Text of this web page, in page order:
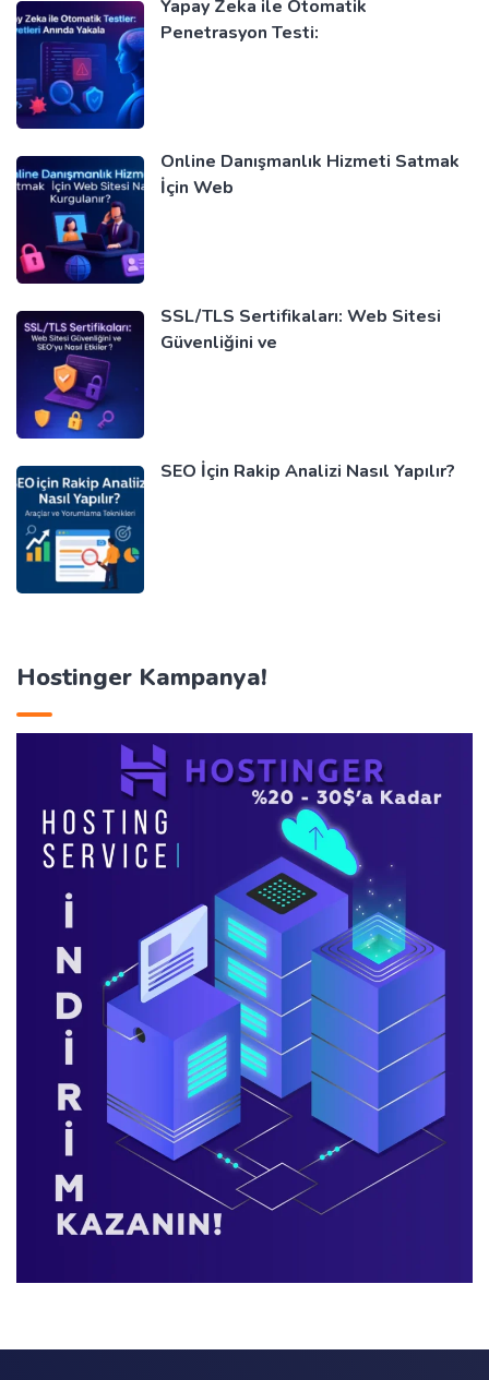
Yapay Zeka ile Otomatik
Penetrasyon Testi:
Online Danışmanlık Hizmeti Satmak
İçin Web
SSL/TLS Sertifikaları: Web Sitesi
Güvenliğini ve
SEO İçin Rakip Analizi Nasıl Yapılır?
Hostinger Kampanya!